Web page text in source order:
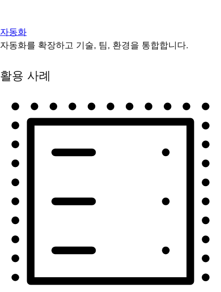
자동화
자동화를 확장하고 기술, 팀, 환경을 통합합니다.
활용 사례